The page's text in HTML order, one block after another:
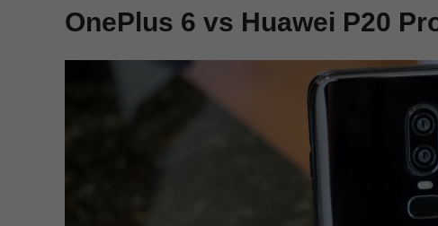
OnePlus 6 vs Huawei P20